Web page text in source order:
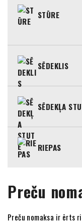
STŪRE
SĒDEKLIS
SĒDEKĻA
RIEPAS
Preču
Preču nomaksa ir ērts